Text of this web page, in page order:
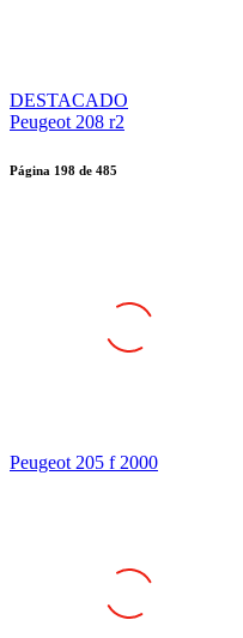
DESTACADO
Peugeot 208 r2
Página 198 de 485
Peugeot 205 f 2000